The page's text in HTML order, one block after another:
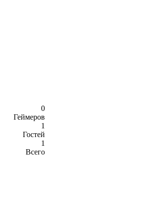
0
Геймеров
1
Гостей
1
Всего